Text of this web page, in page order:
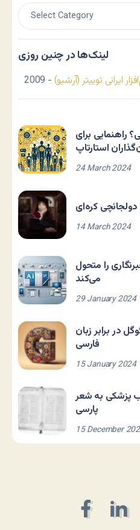
لینک‌ها در چنین روزی
ایرانی توییتر (آرشیو) - 2009
برای
استارتاپ
24 March 2024
کره‌ای
14 March 2024
را متحول
می‌کند
29 January 2024
در برابر زبان
فارسی
15 January 2024
پزشکی به شعر
پارسی
15 December